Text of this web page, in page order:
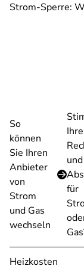
Strom-Sperre:
So
können
Sie Ihren
Anbieter
von
Strom
und Gas
wechseln
Ihre
und
für
Heizkosten